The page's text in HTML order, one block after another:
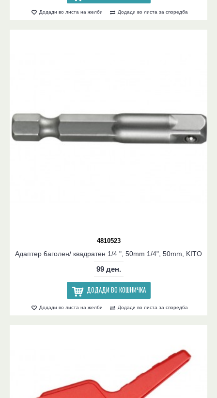
Додади во листа на желби Додади во листа за споредба
4810523
Адаптер 6аголен/ квадратен 1/4 ", 50mm 1/4", 50mm, KITO
99 ден.
ДОДАДИ ВО КОШНИЧКА
Додади во листа на желби Додади во листа за споредба